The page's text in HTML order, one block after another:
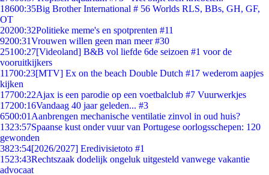
18600:35Big Brother International # 56 Worlds RLS, BBs, GH, GF,
OT
20200:32Politieke meme's en spotprenten #11
9200:31Vrouwen willen geen man meer #30
25100:27[Videoland] B&B vol liefde 6de seizoen #1 voor de
vooruitkijkers
11700:23[MTV] Ex on the beach Double Dutch #17 wederom aapjes
kijken
17700:22Ajax is een parodie op een voetbalclub #7 Vuurwerkjes
17200:16Vandaag 40 jaar geleden... #3
6500:01 Aanbrengen mechanische ventilatie zinvol in oud huis?
1323:57Spaanse kust onder vuur van Portugese oorlogsschepen: 120
gewonden
3823:54[2026/2027] Eredivisietoto #1
1523:43Rechtszaak dodelijk ongeluk uitgesteld vanwege vakantie
advocaat